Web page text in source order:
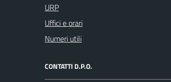
URP
Uffici e orari
Numeri utili
CONTATTI D.P.O.